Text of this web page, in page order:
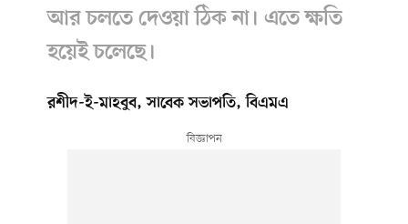
আর চলতে দেওয়া ঠিক না। এতে ক্ষতি
হয়েই চলেছে।
রশীদ-ই-মাহবুব, সাবেক সভাপতি, বিএমএ